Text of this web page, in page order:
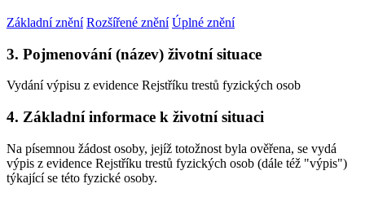
Základní znění Rozšířené znění Úplné znění
3. Pojmenování (název) životní situace
Vydání výpisu z evidence Rejstříku trestů fyzických osob
4. Základní informace k životní situaci
Na písemnou žádost osoby, jejíž totožnost byla ověřena, se vydá
výpis z evidence Rejstříku trestů fyzických osob (dále též "výpis")
týkající se této fyzické osoby.